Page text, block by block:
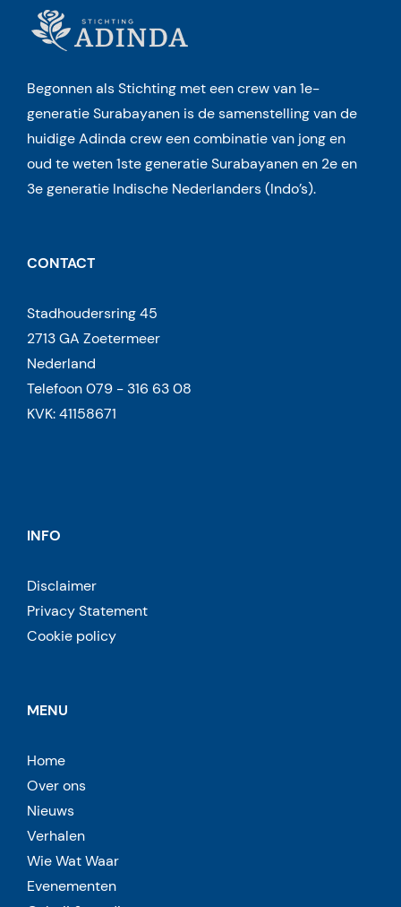
Begonnen als Stichting met een crew van 1e-
generatie Surabayanen is de samenstelling van de
huidige Adinda crew een combinatie van jong en
oud te weten 1ste generatie Surabayanen en 2e en
3e generatie Indische Nederlanders (Indo’s).
CONTACT
Stadhoudersring 45
2713 GA Zoetermeer
Nederland
Telefoon 079 - 316 63 08
KVK: 41158671
INFO
Disclaimer
Privacy Statement
Cookie policy
MENU
Home
Over ons
Nieuws
Verhalen
Wie Wat Waar
Evenementen